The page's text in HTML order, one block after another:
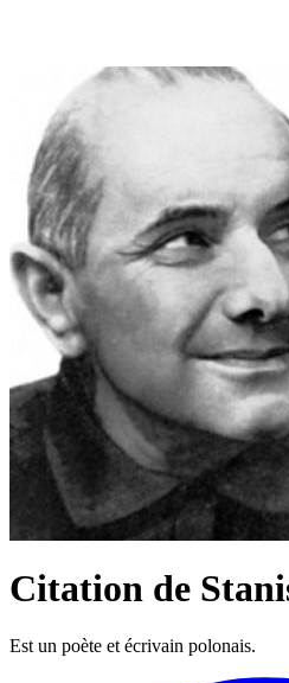
Citation de
Est un poète et écrivain polonais.